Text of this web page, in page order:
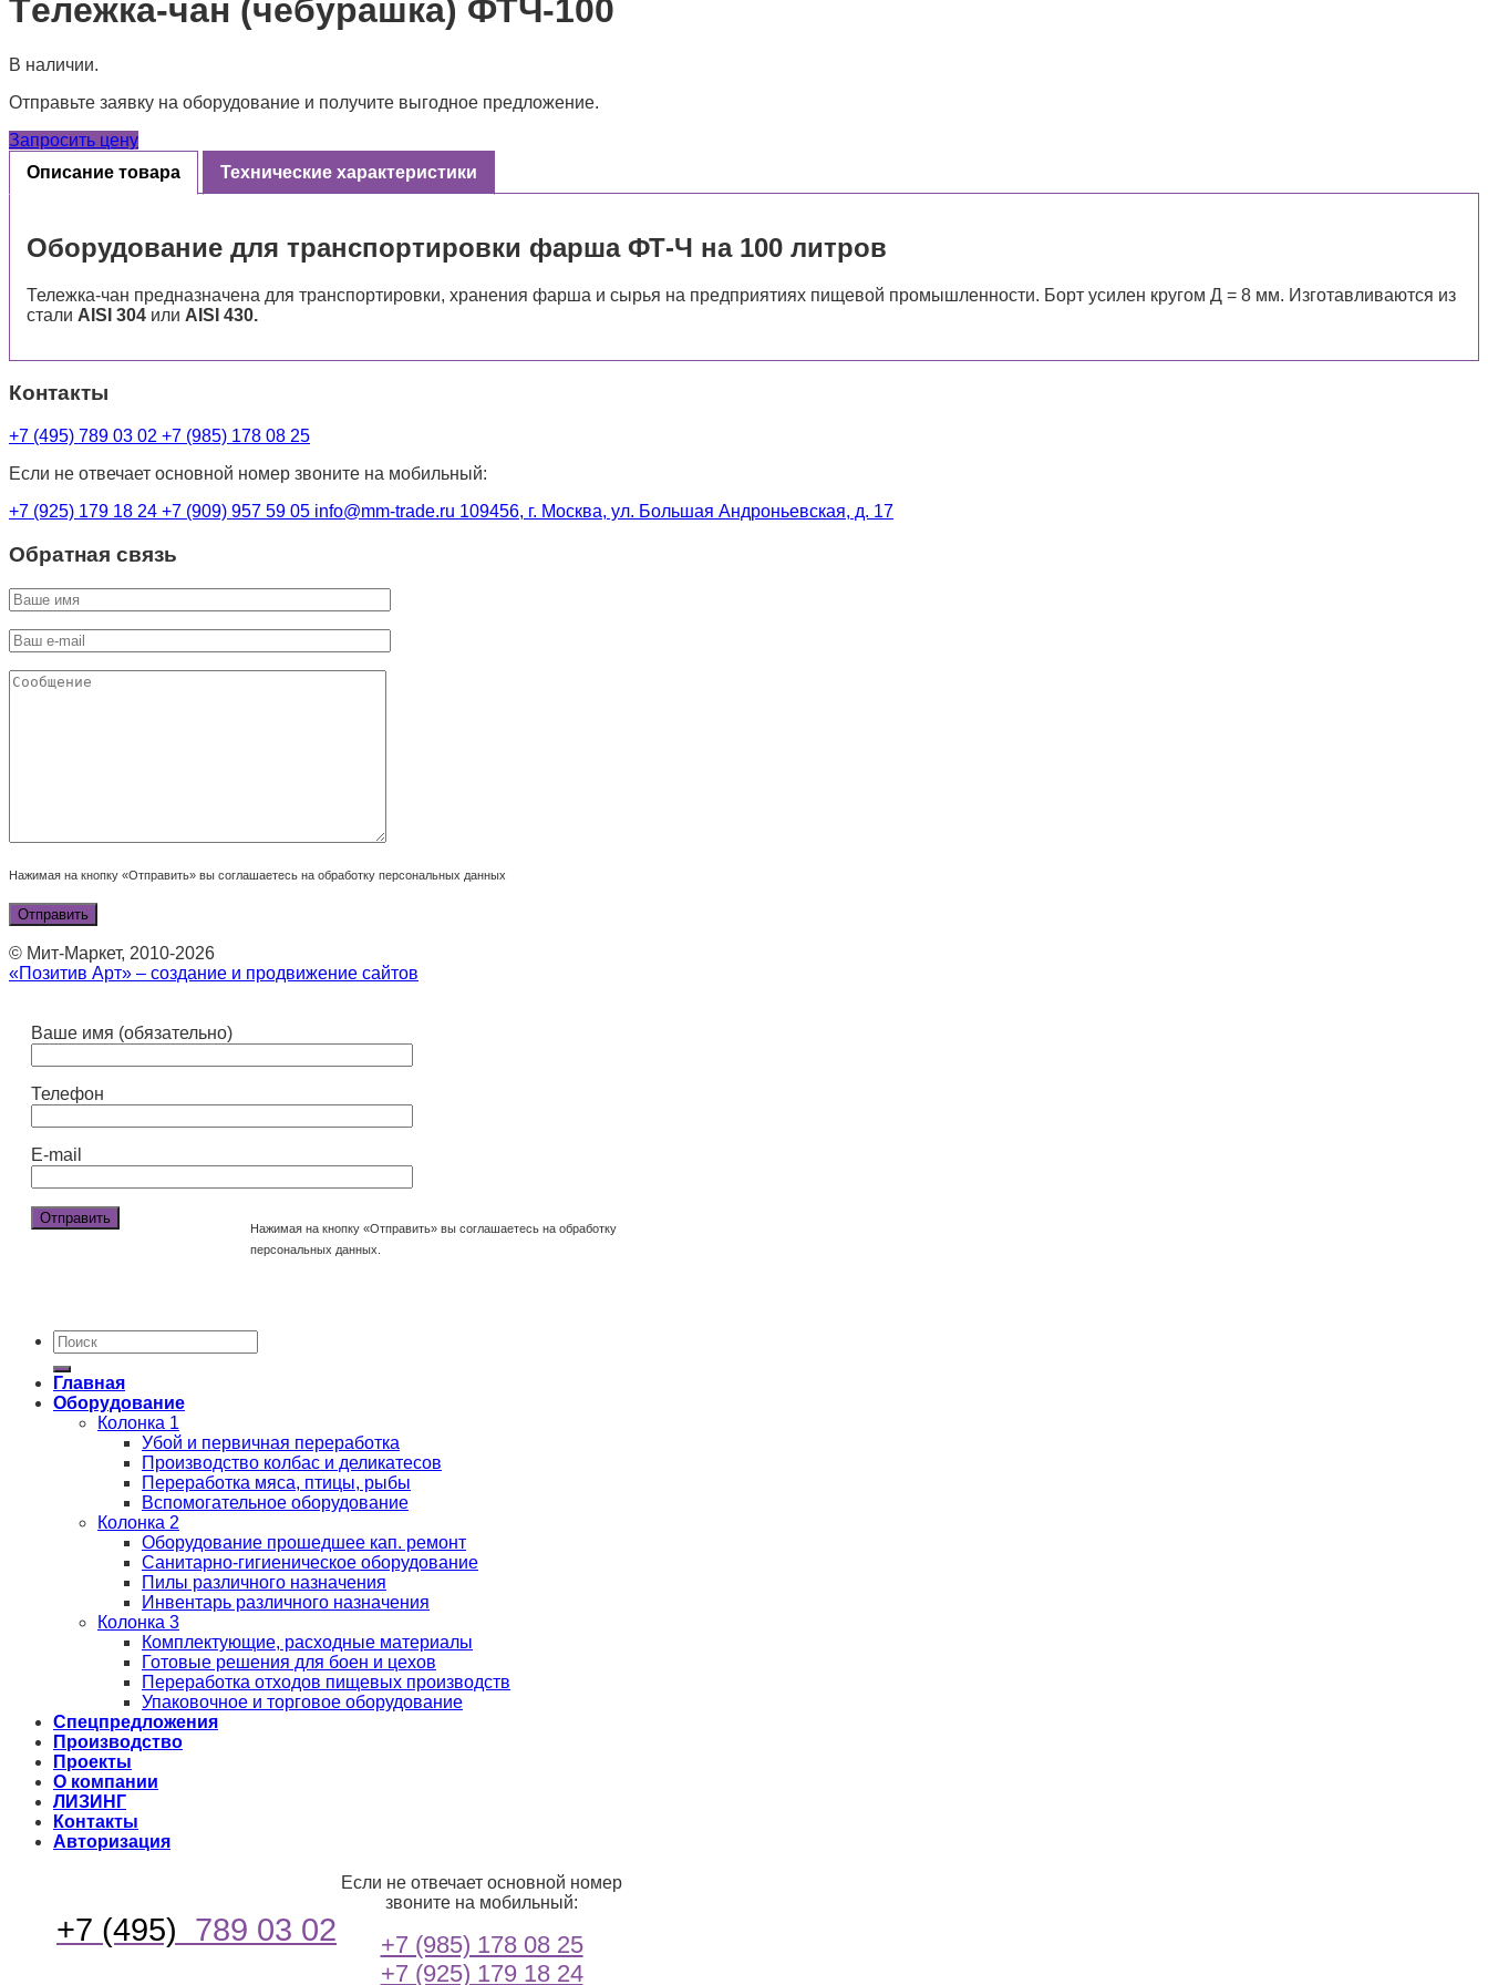
Tележка-чан (чебурашка) ФТЧ-100
В наличии.
Отправьте заявку на оборудование и получите выгодное предложение.
Запросить цену
Описание товара
Технические характеристики
Оборудование для транспортировки фарша ФТ-Ч на 100 литров
Тележка-чан предназначена для транспортировки, хранения фарша и сырья на предприятиях пищевой промышленности. Борт усилен кругом Д = 8 мм. Изготавливаются из
стали AISI 304 или AISI 430.
Контакты
+7 (495) 789 03 02 +7 (985) 178 08 25
Если не отвечает основной номер звоните на мобильный:
+7 (925) 179 18 24 +7 (909) 957 59 05 info@mm-trade.ru 109456, г. Москва, ул. Большая Андроньевская, д. 17
Обратная связь
Нажимая на кнопку «Отправить» вы соглашаетесь на обработку персональных данных
© Мит-Маркет, 2010-2026
«Позитив Арт» – создание и продвижение сайтов
Ваше имя (обязательно)
Телефон
E-mail
Нажимая на кнопку «Отправить» вы соглашаетесь на обработку
персональных данных.
Главная
Оборудование
Колонка 1
Убой и первичная переработка
Производство колбас и деликатесов
Переработка мяса, птицы, рыбы
Вспомогательное оборудование
Колонка 2
Оборудование прошедшее кап. ремонт
Санитарно-гигиеническое оборудование
Пилы различного назначения
Инвентарь различного назначения
Колонка 3
Комплектующие, расходные материалы
Готовые решения для боен и цехов
Переработка отходов пищевых производств
Упаковочное и торговое оборудование
Спецпредложения
Производство
Проекты
О компании
ЛИЗИНГ
Контакты
Авторизация
+7 (495) 789 03 02
Если не отвечает основной номер
звоните на мобильный:
+7 (985) 178 08 25
+7 (925) 179 18 24